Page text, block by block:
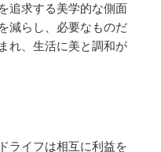
追求する美学的な側面
減らし、必要なものだ
れ、生活に美と調和が
ライフは相互に利益を